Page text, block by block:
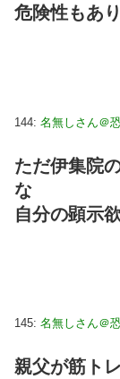
危険性もあ
144: 名無しさん＠
ただ伊集院
な
自分の顕示
145: 名無しさん＠
親父が筋ト